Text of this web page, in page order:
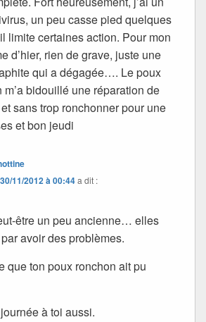
un peu casse pied quelques
limite certaines action. Pour mon
d’hier, rien de grave, juste une
qui a dégagée…. Le poux
m’a bidouillé une réparation de
sans trop ronchonner pour une
et bon jeudi
30/11/2012 à 00:44a dit :
être un peu ancienne… elles
avoir des problèmes.
que ton poux ronchon ait pu
à toi aussi.